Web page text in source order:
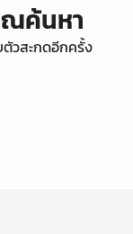
ค้นหา
วสะกดอีกครั้ง